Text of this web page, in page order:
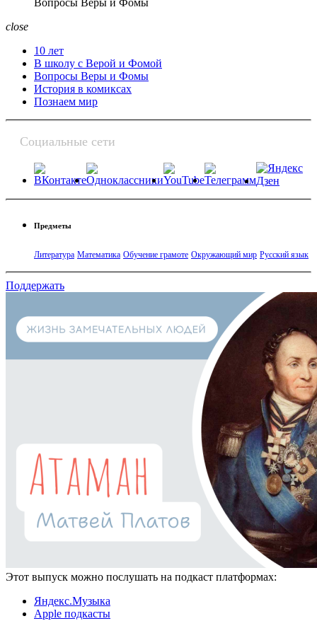
Вопросы Веры и Фомы
close
10 лет
В школу с Верой и Фомой
Вопросы Веры и Фомы
История в комиксах
Познаем мир
Социальные сети
Предметы
Литература Математика Обучение грамоте Окружающий мир Русский язык
Поддержать
Этот выпуск можно послушать на подкаст платформах:
Яндекс.Музыка
Apple подкасты